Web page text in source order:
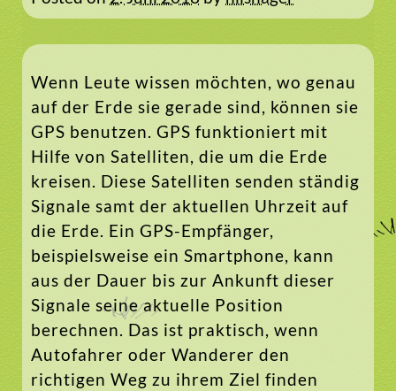
Wenn Leute wissen möchten, wo genau
auf der Erde sie gerade sind, können sie
GPS benutzen. GPS funktioniert mit
Hilfe von Satelliten, die um die Erde
kreisen. Diese Satelliten senden ständig
Signale samt der aktuellen Uhrzeit auf
die Erde. Ein GPS-Empfänger,
beispielsweise ein Smartphone, kann
aus der Dauer bis zur Ankunft dieser
Signale seine aktuelle Position
berechnen. Das ist praktisch, wenn
Autofahrer oder Wanderer den
richtigen Weg zu ihrem Ziel finden